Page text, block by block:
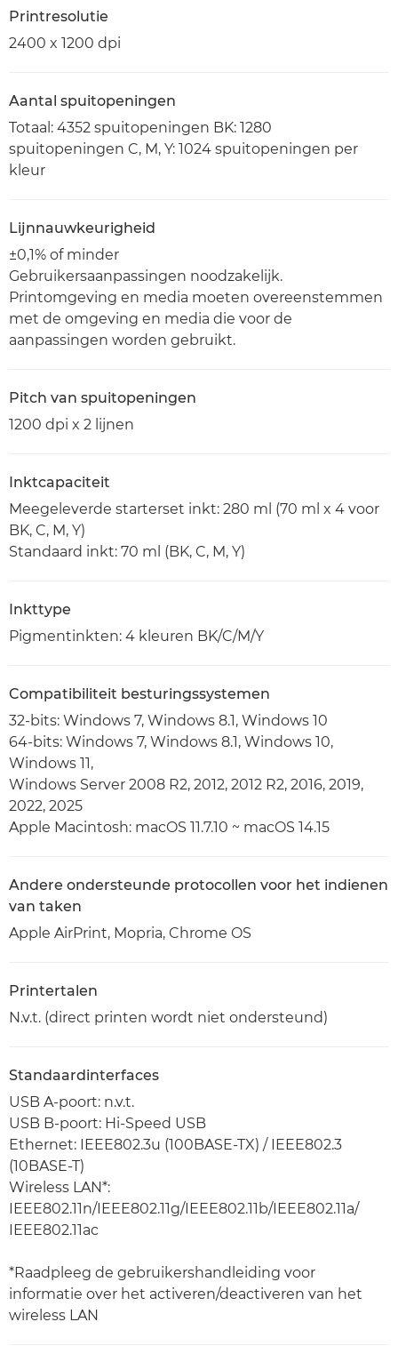
Printresolutie
2400 x 1200 dpi
Aantal spuitopeningen
Totaal: 4352 spuitopeningen BK: 1280
spuitopeningen C, M, Y: 1024 spuitopeningen per
kleur
Lijnnauwkeurigheid
±0,1% of minder
Gebruikersaanpassingen noodzakelijk.
Printomgeving en media moeten overeenstemmen
met de omgeving en media die voor de
aanpassingen worden gebruikt.
Pitch van spuitopeningen
1200 dpi x 2 lijnen
Inktcapaciteit
Meegeleverde starterset inkt: 280 ml (70 ml x 4 voor
BK, C, M, Y)
Standaard inkt: 70 ml (BK, C, M, Y)
Inkttype
Pigmentinkten: 4 kleuren BK/C/M/Y
Compatibiliteit besturingssystemen
32-bits: Windows 7, Windows 8.1, Windows 10
64-bits: Windows 7, Windows 8.1, Windows 10,
Windows 11,
Windows Server 2008 R2, 2012, 2012 R2, 2016, 2019,
2022, 2025
Apple Macintosh: macOS 11.7.10 ~ macOS 14.15
Andere ondersteunde protocollen voor het indienen
van taken
Apple AirPrint, Mopria, Chrome OS
Printertalen
N.v.t. (direct printen wordt niet ondersteund)
Standaardinterfaces
USB A-poort: n.v.t.
USB B-poort: Hi-Speed USB
Ethernet: IEEE802.3u (100BASE-TX) / IEEE802.3
(10BASE-T)
Wireless LAN*:
IEEE802.11n/IEEE802.11g/IEEE802.11b/IEEE802.11a/
IEEE802.11ac
*Raadpleeg de gebruikershandleiding voor
informatie over het activeren/deactiveren van het
wireless LAN